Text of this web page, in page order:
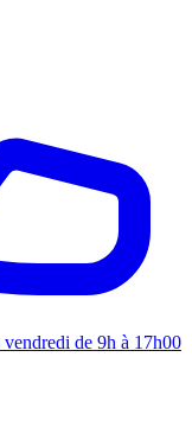
de 9h à 17h00